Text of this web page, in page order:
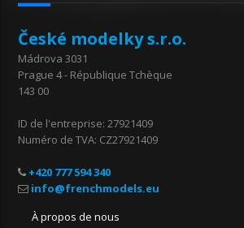
České modelky s.r.o.
Mádrova 3031
Prague 4 - République Tchèque
143 00
ID de l'entreprise: 27921409
Numéro de TVA: CZ27921409
+420 777 594 340
À propos de nous